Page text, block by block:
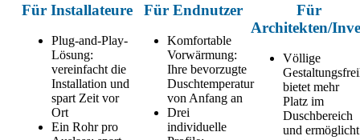
Für Installateure
Plug-and-Play-
Lösung:
vereinfacht die
Installation und
spart Zeit vor
Ort
Ein Rohr pro
Für Endnutzer
Komfortable
Vorwärmung:
Ihre bevorzugte
Duschtemperatur
von Anfang an
Drei
individuelle
Für
Architekten/
Völlige
bietet mehr
Platz im
Duschbereich
und ermöglicht